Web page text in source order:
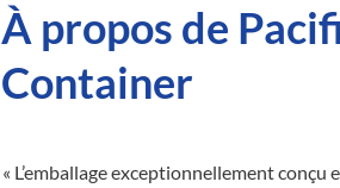
À propos de
Container
« L’emballage exceptionnellement conçu